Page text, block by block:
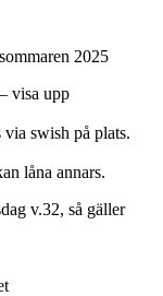
2025
visa upp
via swish på plats.
låna annars.
v.32, så gäller